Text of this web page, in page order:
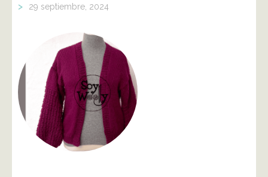
> 29 septiembre, 2024